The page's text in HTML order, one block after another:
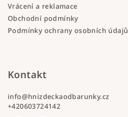
Vrácení a reklamace
Obchodní podmínky
Podmínky ochrany osobních údajů
Kontakt
info@hnizdeckaodbarunky.cz
+420603724142